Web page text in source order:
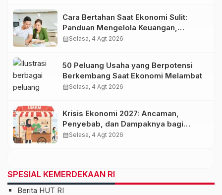
Cara Bertahan Saat Ekonomi Sulit:
Panduan Mengelola Keuangan,
Investasi, dan Menambah Penghasilan
calendar_monthSelasa, 4 Agt 2026
50 Peluang Usaha yang Berpotensi
Berkembang Saat Ekonomi Melambat
calendar_monthSelasa, 4 Agt 2026
Krisis Ekonomi 2027: Ancaman,
Penyebab, dan Dampaknya bagi
Indonesia
calendar_monthSelasa, 4 Agt 2026
SPESIAL KEMERDEKAAN RI
Berita HUT RI